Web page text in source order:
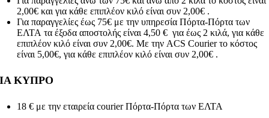
2,00€ και για κάθε επιπλέον κιλό είναι συν 2,00€ .
Για παραγγελίες έως 75€ με την υπηρεσία Πόρτα-Πόρτα των
ΕΛΤΑ τα έξοδα αποστολής είναι 4,50 € για έως 2 κιλά, για κάθε
επιπλέον κιλό είναι συν 2,00€. Με την ACS Courier το κόστος
είναι 5,00€, για κάθε επιπλέον κιλό είναι συν 2,00€ .
ΚΥΠΡΟ
18 € με την εταιρεία courier Πόρτα-Πόρτα των ΕΛΤΑ